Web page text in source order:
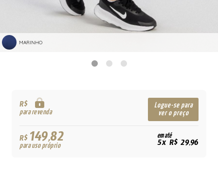
MARINHO
R$
para revenda
Logue-se para
ver o preço
R$149,82
para uso próprio
em até
5x R$ 29,96